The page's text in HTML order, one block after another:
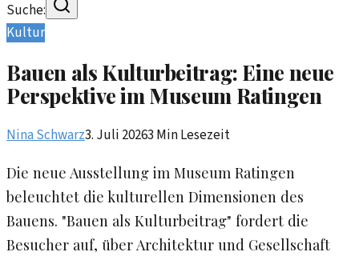
Suche:
Kultur
Bauen als Kulturbeitrag: Eine neue
Perspektive im Museum Ratingen
Nina Schwarz3. Juli 20263 Min Lesezeit
Die neue Ausstellung im Museum Ratingen
beleuchtet die kulturellen Dimensionen des
Bauens. "Bauen als Kulturbeitrag" fordert die
Besucher auf, über Architektur und Gesellschaft